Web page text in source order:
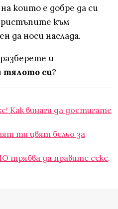
на които е добре да си
към
да носи наслада.
и
тялото си?
Как винаги да достигате
ти цвят бельо за
трябва да правите секс,